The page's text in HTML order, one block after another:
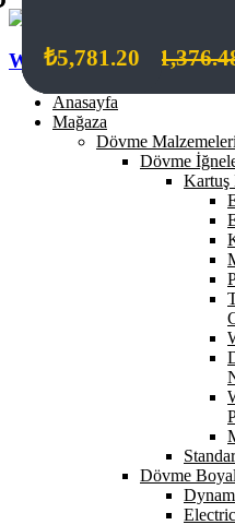
Wildcat Turkey
Anasayfa
Mağaza
Dövme
Dövme
Kartuş
Dövme
₺1,156.24
₺1,156.24
₺1,211.30
₺5,781.20